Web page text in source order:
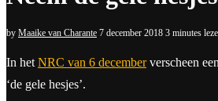
by Maaike van Charante 7 december 2018 3 minutes
In het NRC van 6 decemberverscheen
‘de gele hesjes’.